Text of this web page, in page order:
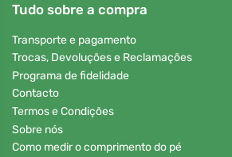
Tudo sobre a compra
Transporte e pagamento
Trocas, Devoluções e Reclamações
Programa de fidelidade
Contacto
Termos e Condições
Sobre nós
Como medir o comprimento do pé